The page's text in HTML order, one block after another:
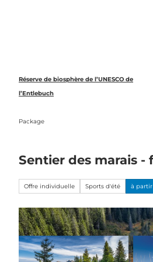
Réserve de biosphère de l’UNESCO de
l’Entlebuch
Package
Sentier des marais -
Offre individuelle Sports d'été à partir